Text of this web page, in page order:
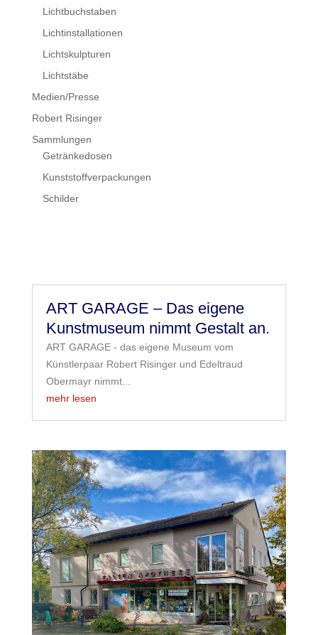
Lichtbuchstaben
Lichtinstallationen
Lichtskulpturen
Lichtstäbe
Medien/Presse
Robert Risinger
Sammlungen
Getränkedosen
Kunststoffverpackungen
Schilder
ART GARAGE – Das eigene
Kunstmuseum nimmt Gestalt an.
ART GARAGE - das eigene Museum vom
Künstlerpaar Robert Risinger und Edeltraud
Obermayr nimmt...
mehr lesen